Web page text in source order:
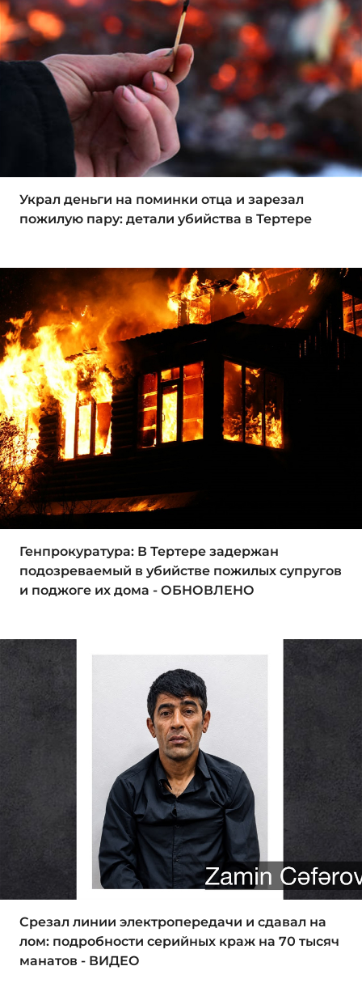
Украл деньги на поминки отца и зарезал
пожилую пару: детали убийства в Тертере
Генпрокуратура: В Тертере задержан
подозреваемый в убийстве пожилых супругов
и поджоге их дома - ОБНОВЛЕНО
Срезал линии электропередачи и сдавал на
лом: подробности серийных краж на 70 тысяч
манатов - ВИДЕО